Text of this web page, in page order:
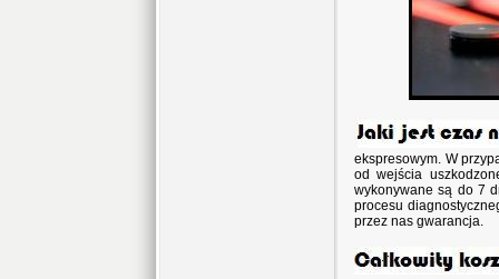
ekspresowym. W
od wejścia
wykonywane są do 7
procesu
przez nas gwarancja.